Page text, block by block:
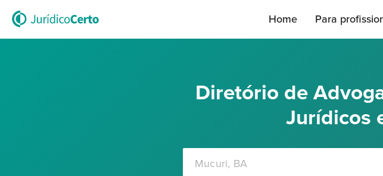
Home Para
Diretório de
Jurídicos